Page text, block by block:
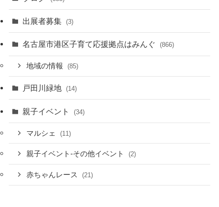
出展者募集 (3)
名古屋市港区子育て応援拠点はみんぐ (866)
地域の情報 (85)
戸田川緑地 (14)
親子イベント (34)
マルシェ (11)
親子イベント-その他イベント (2)
赤ちゃんレース (21)